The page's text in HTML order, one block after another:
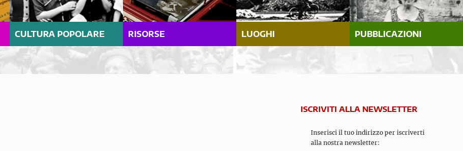
CULTURA POPOLARE RISORSE LUOGHI PUBBLICAZIONI
ISCRIVITI ALLA NEWSLETTER
Inserisci il tuo indirizzo per iscriverti
alla nostra newsletter: